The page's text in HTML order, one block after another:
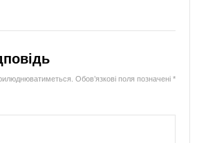
Обов’язкові поля позначені *